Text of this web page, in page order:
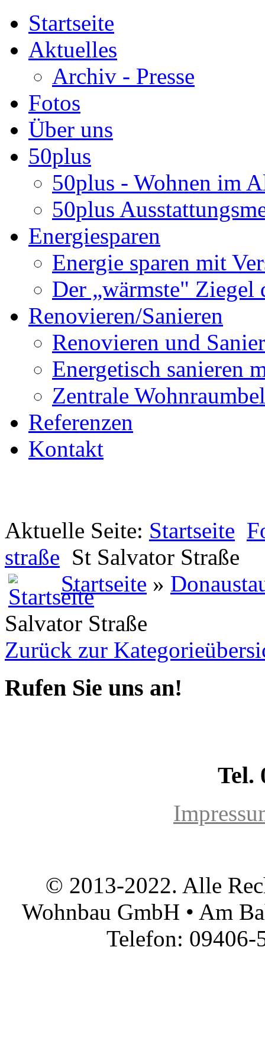
Startseite
Aktuelles
Archiv - Presse
Fotos
Über uns
50plus
50plus - Wohnen im
50plus
Energiesparen
Energie sparen mit
Der „wärmste" Ziegel
Renovieren/Sanieren
Renovieren und
Energetisch sanieren
Zentrale
Referenzen
Kontakt
Aktuelle Seite: Startseite
straße St Salvator Straße
Startseite »
Salvator Straße
Zurück zur
Rufen Sie uns an!
Tel.
© 2013-2022. Alle
Wohnbau GmbH • Am
Telefon: 09406-